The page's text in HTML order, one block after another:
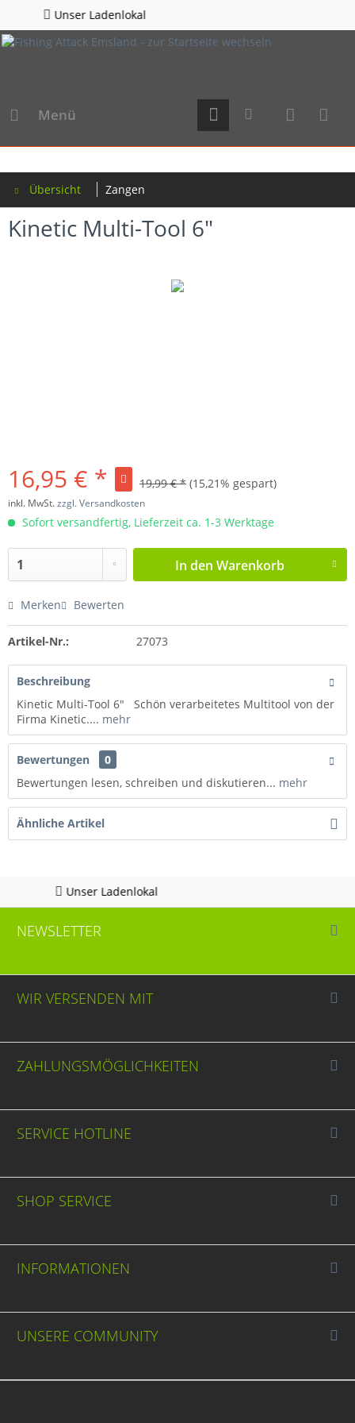
Menü
Übersicht Zangen
Kinetic Multi-Tool 6"
16,95 € * 19,99 € * (15,21% gespart)
inkl. MwSt.zzgl. Versandkosten
Sofort versandfertig, Lieferzeit ca. 1-3 Werktage
In den Warenkorb
Merken Bewerten
Artikel-Nr.: 27073
Beschreibung
Kinetic Multi-Tool 6" Schön verarbeitetes Multitool von der
Firma Kinetic.... mehr
Bewertungen
0
Bewertungen lesen, schreiben und diskutieren... mehr
Ähnliche Artikel
Ladenlokal
NEWSLETTER
WIR VERSENDEN MIT
ZAHLUNGSMÖGLICHKEITEN
SERVICE HOTLINE
SHOP SERVICE
INFORMATIONEN
UNSERE COMMUNITY